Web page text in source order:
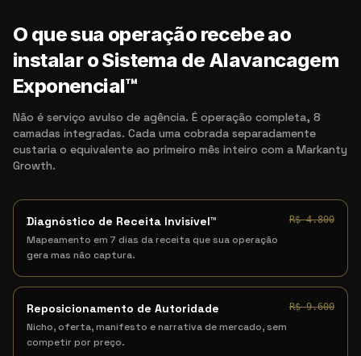
O que sua operação recebe ao
instalar o Sistema de Alavancagem
Exponencial™
Não é serviço avulso de agência. É operação completa, 8
camadas integradas. Cada uma cobrada separadamente
custaria o equivalente ao primeiro mês inteiro com a Markanty
Growth.
Diagnóstico de Receita Invisível™
Mapeamento em 7 dias da receita que sua operação
gera mas não captura.
R$ 4.800
Reposicionamento de Autoridade
Nicho, oferta, manifesto e narrativa de mercado, sem
competir por preço.
R$ 9.600